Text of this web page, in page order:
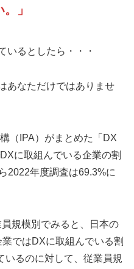
」
いるとしたら・・・
あなただけではありませ
（IPA）がまとめた「DX
に取組んでいる企業の割
2022年度調査は69.3%に
規模別でみると、日本の
ではDXに取組んでいる割
いるのに対して、従業員規